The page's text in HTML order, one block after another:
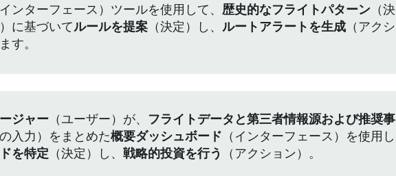
ンターフェース）ツールを使用して、 歴史的なフライトパターン （決
に基づいてルールを提案 （決定）し、 ルートアラートを生成 （アクシ
す。
ジャー （ユーザー）が、
フライトデータと第三者情報源および推奨事
入力）をまとめた概要ダッシュボード （インターフェース）を使用し
を特定 （決定）し、 戦略的投資を行う （アクション）。